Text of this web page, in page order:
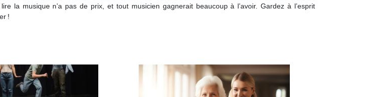
la musique n’a pas de prix, et tout musicien gagnerait beaucoup à l’avoir. Gardez à l’esprit
!